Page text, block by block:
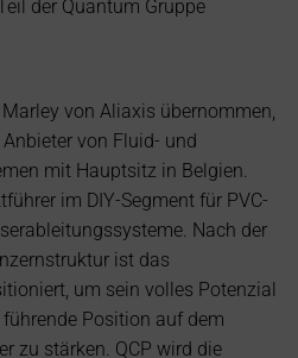
der Quantum Gruppe
von Aliaxis übernommen,
von Fluid- und
mit Hauptsitz in Belgien.
im DIY-Segment für PVC-
Nach der
ist das
um sein volles Potenzial
Position auf dem
zu stärken. QCP wird die